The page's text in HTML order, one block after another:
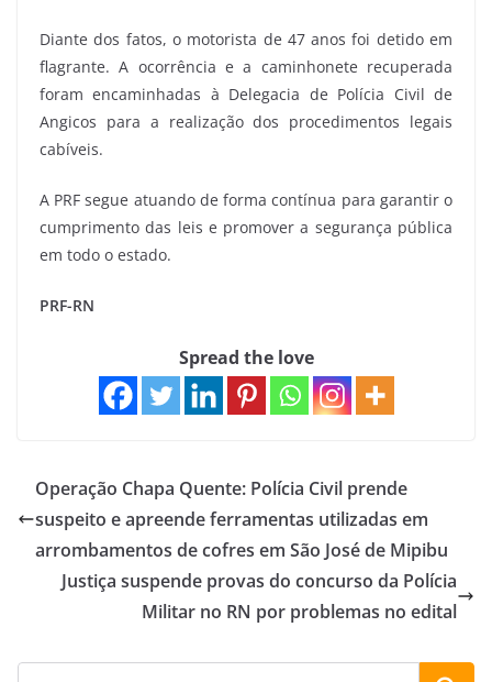
Diante dos fatos, o motorista de 47 anos foi detido em
flagrante. A ocorrência e a caminhonete recuperada
foram encaminhadas à Delegacia de Polícia Civil de
Angicos para a realização dos procedimentos legais
cabíveis.
A PRF segue atuando de forma contínua para garantir o
cumprimento das leis e promover a segurança pública
em todo o estado.
PRF-RN
Spread the love
Operação Chapa Quente: Polícia Civil prende
suspeito e apreende ferramentas utilizadas em
arrombamentos de cofres em São José de Mipibu
Justiça suspende provas do concurso da Polícia
Militar no RN por problemas no edital